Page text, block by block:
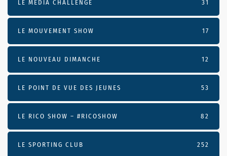
LE MÉDIA CHALLENGE 31
LE MOUVEMENT SHOW 17
LE NOUVEAU DIMANCHE 12
LE POINT DE VUE DES JEUNES 53
LE RICO SHOW – #RICOSHOW 82
LE SPORTING CLUB 252